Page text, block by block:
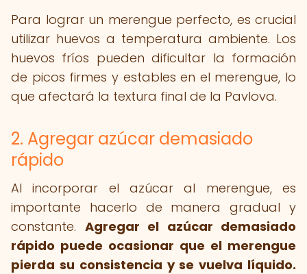
Para lograr un merengue perfecto, es crucial
utilizar huevos a temperatura ambiente. Los
huevos fríos pueden dificultar la formación
de picos firmes y estables en el merengue, lo
que afectará la textura final de la Pavlova.
2. Agregar azúcar demasiado
rápido
Al incorporar el azúcar al merengue, es
importante hacerlo de manera gradual y
constante. Agregar el azúcar demasiado
rápido puede ocasionar que el merengue
pierda su consistencia y se vuelva líquido.